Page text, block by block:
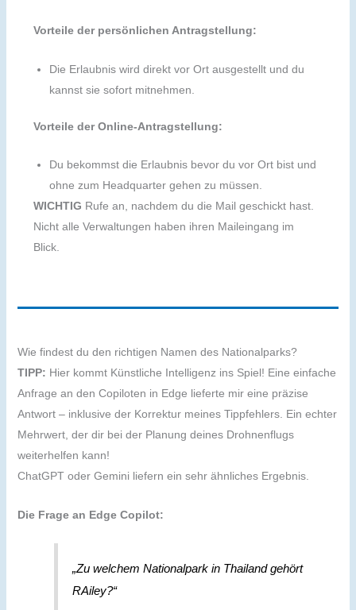
Vorteile der persönlichen Antragstellung:
Die Erlaubnis wird direkt vor Ort ausgestellt und du
kannst sie sofort mitnehmen.
Vorteile der Online-Antragstellung:
Du bekommst die Erlaubnis bevor du vor Ort bist und
ohne zum Headquarter gehen zu müssen.
WICHTIG Rufe an, nachdem du die Mail geschickt hast.
Nicht alle Verwaltungen haben ihren Maileingang im
Blick.
Wie findest du den richtigen Namen des Nationalparks?
TIPP: Hier kommt Künstliche Intelligenz ins Spiel! Eine einfache
Anfrage an den Copiloten in Edge lieferte mir eine präzise
Antwort – inklusive der Korrektur meines Tippfehlers. Ein echter
Mehrwert, der dir bei der Planung deines Drohnenflugs
weiterhelfen kann!
ChatGPT oder Gemini liefern ein sehr ähnliches Ergebnis.
Die Frage an Edge Copilot:
„Zu welchem Nationalpark in Thailand gehört
RAiley?“